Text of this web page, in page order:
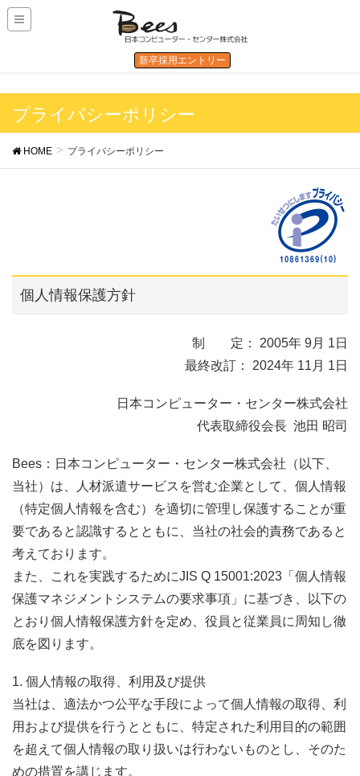
新卒採用エントリー
プライバシーポリシー
HOME プライバシーポリシー
個人情報保護方針
制 定： 2005年 9月 1日
最終改訂： 2024年 11月 1日
日本コンピューター・センター株式会社
代表取締役会長 池田 昭司
Bees：日本コンピューター・センター株式会社（以下、
当社）は、人材派遣サービスを営む企業として、個人情報
（特定個人情報を含む）を適切に管理し保護することが重
要であると認識するとともに、当社の社会的責務であると
考えております。
また、これを実践するためにJIS Q 15001:2023「個人情報
保護マネジメントシステムの要求事項」に基づき、以下の
とおり個人情報保護方針を定め、役員と従業員に周知し徹
底を図ります。
1. 個人情報の取得、利用及び提供
当社は、適法かつ公平な手段によって個人情報の取得、利
用および提供を行うとともに、特定された利用目的の範囲
を超えて個人情報の取り扱いは行わないものとし、そのた
めの措置を講じます。